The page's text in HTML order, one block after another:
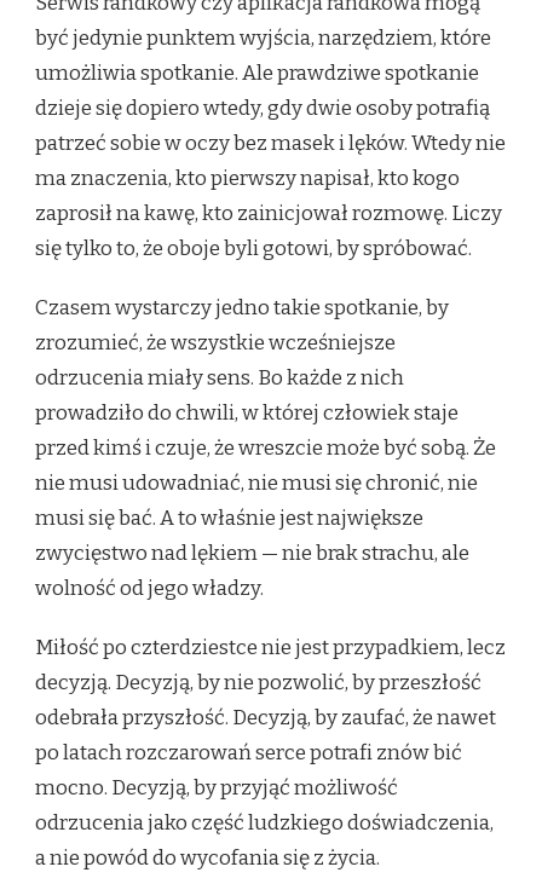
być jedynie punktem wyjścia, narzędziem, które
umożliwia spotkanie. Ale prawdziwe spotkanie
dzieje się dopiero wtedy, gdy dwie osoby potrafią
patrzeć sobie w oczy bez masek i lęków. Wtedy nie
ma znaczenia, kto pierwszy napisał, kto kogo
zaprosił na kawę, kto zainicjował rozmowę. Liczy
się tylko to, że oboje byli gotowi, by spróbować.
Czasem wystarczy jedno takie spotkanie, by
zrozumieć, że wszystkie wcześniejsze
odrzucenia miały sens. Bo każde z nich
prowadziło do chwili, w której człowiek staje
przed kimś i czuje, że wreszcie może być sobą. Że
nie musi udowadniać, nie musi się chronić, nie
musi się bać. A to właśnie jest największe
zwycięstwo nad lękiem — nie brak strachu, ale
wolność od jego władzy.
Miłość po czterdziestce nie jest przypadkiem, lecz
decyzją. Decyzją, by nie pozwolić, by przeszłość
odebrała przyszłość. Decyzją, by zaufać, że nawet
po latach rozczarowań serce potrafi znów bić
mocno. Decyzją, by przyjąć możliwość
odrzucenia jako część ludzkiego doświadczenia,
a nie powód do wycofania się z życia.